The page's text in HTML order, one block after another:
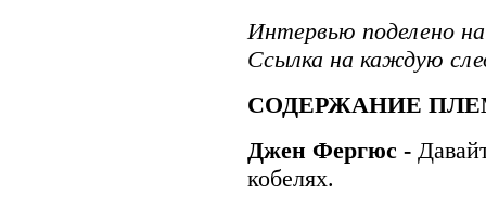
Интервью поделено
Ссылка на каждую
СОДЕРЖАНИЕ
Джен Фергюс -
кобелях.